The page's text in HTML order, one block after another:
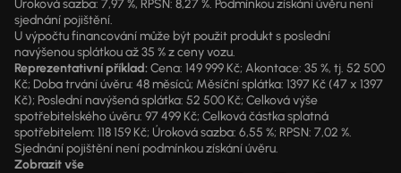
Úroková sazba: 7,97 %, RPSN: 8,27 %. Podmínkou získání úvěru není
sjednání pojištění.
U výpočtu financování může být použit produkt s poslední
navýšenou splátkou až 35 % z ceny vozu.
Reprezentativní příklad:Cena: 149 999 Kč; Akontace: 35 %, tj. 52 500
Kč; Doba trvání úvěru: 48 měsíců; Měsíční splátka: 1397 Kč (47 x 1397
Kč); Poslední navýšená splátka: 52 500 Kč; Celková výše
spotřebitelského úvěru: 97 499 Kč; Celková částka splatná
spotřebitelem: 118 159 Kč; Úroková sazba: 6,55 %; RPSN: 7,02 %.
Sjednání pojištění není podmínkou získání úvěru.
Zobrazit vše